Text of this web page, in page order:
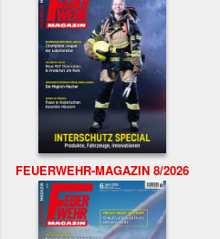
FEUERWEHR-MAGAZIN 8/2026